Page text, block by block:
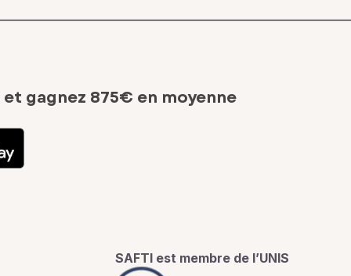
et gagnez 875€ en moyenne
SAFTI est membre de l’UNIS